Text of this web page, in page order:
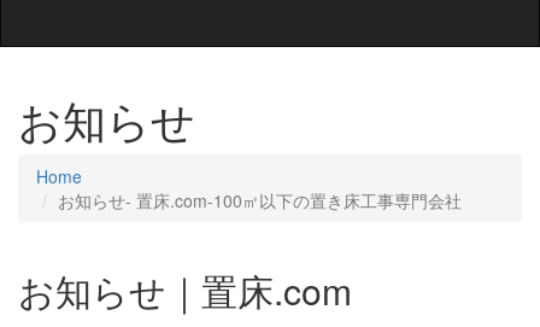
お知らせ
Home
お知らせ‐ 置床.com-100㎡以下の置き床工事専門会社
お知らせ｜置床.com